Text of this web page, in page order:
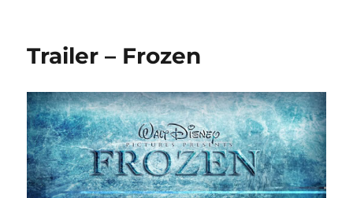
Trailer – Frozen